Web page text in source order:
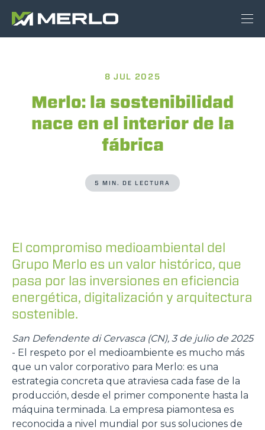
8 JUL 2025
Merlo: la sostenibilidad
nace en el interior de la
fábrica
5 MIN. DE LECTURA
El compromiso medioambiental del
Grupo Merlo es un valor histórico, que
pasa por las inversiones en eficiencia
energética, digitalización y arquitectura
sostenible.
San Defendente di Cervasca (CN), 3 de julio de 2025
- El respeto por el medioambiente es mucho más
que un valor corporativo para Merlo: es una
estrategia concreta que atraviesa cada fase de la
producción, desde el primer componente hasta la
máquina terminada. La empresa piamontesa es
reconocida a nivel mundial por sus soluciones de